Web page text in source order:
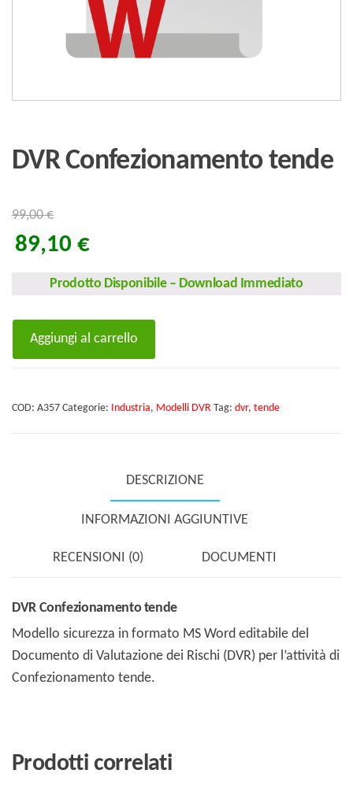
DVR Confezionamento tende
99,00€
89,10 €
Prodotto Disponibile – Download Immediato
Aggiungi al carrello
COD: A357 Categorie: Industria, Modelli DVR Tag: dvr, tende
DESCRIZIONE
INFORMAZIONI AGGIUNTIVE
RECENSIONI (0) DOCUMENTI
DVR Confezionamento tende
Modello sicurezza in formato MS Word editabile del
Documento di Valutazione dei Rischi (DVR) per l’attività di
Confezionamento tende.
Prodotti correlati